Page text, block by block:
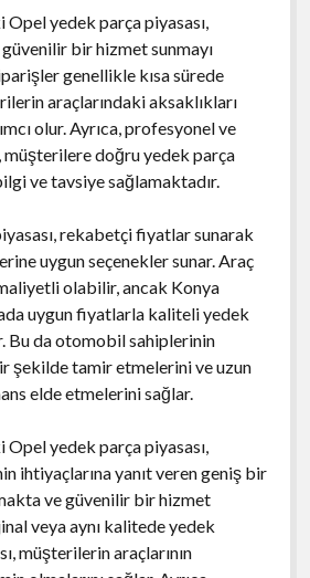
yedek parça piyasası,
bir hizmet sunmayı
genellikle kısa sürede
araçlarındaki aksaklıkları
olur. Ayrıca, profesyonel ve
doğru yedek parça
ve tavsiye sağlamaktadır.
rekabetçi fiyatlar sunarak
uygun seçenekler sunar. Araç
maliyetli olabilir, ancak Konya
uygun fiyatlarla kaliteli yedek
Bu da otomobil sahiplerinin
şekilde tamir etmelerini ve uzun
elde etmelerini sağlar.
yedek parça piyasası,
ihtiyaçlarına yanıt veren geniş bir
ve güvenilir bir hizmet
veya aynı kalitede yedek
müşterilerin araçlarının